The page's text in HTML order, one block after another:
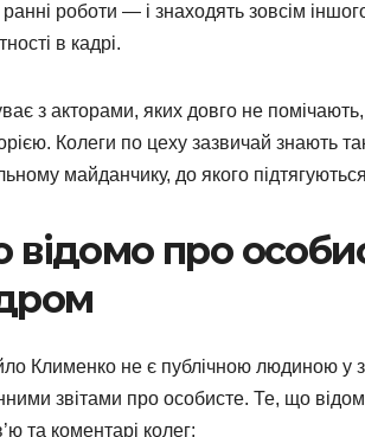
роботи — і знаходять зовсім
в кадрі.
з акторами, яких довго не
Колеги по цеху зазвичай знають
майданчику, до якого
про
Клименко не є публічною людиною у
звітами про особисте. Те, що
та коментарі колег: